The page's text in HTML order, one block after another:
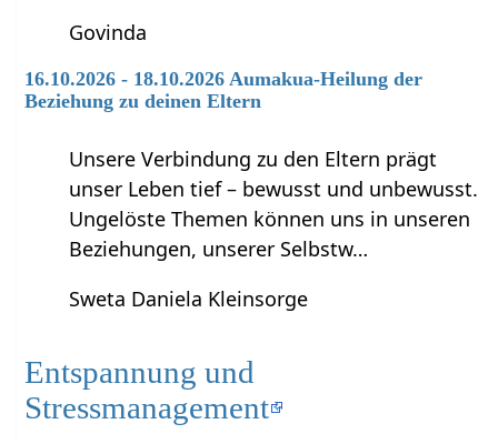
Govinda
16.10.2026 - 18.10.2026 Aumakua-Heilung der
Beziehung zu deinen Eltern
Unsere Verbindung zu den Eltern prägt
unser Leben tief – bewusst und unbewusst.
Ungelöste Themen können uns in unseren
Beziehungen, unserer Selbstw…
Sweta Daniela Kleinsorge
Entspannung und
Stressmanagement